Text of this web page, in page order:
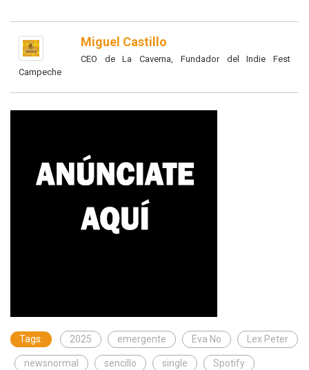
Miguel Castillo
CEO de La Caverna, Fundador del Indie Fest
Campeche
Tags: 2025 emergente Eva No Lex Peter
newsnormal sencillo single Spotify